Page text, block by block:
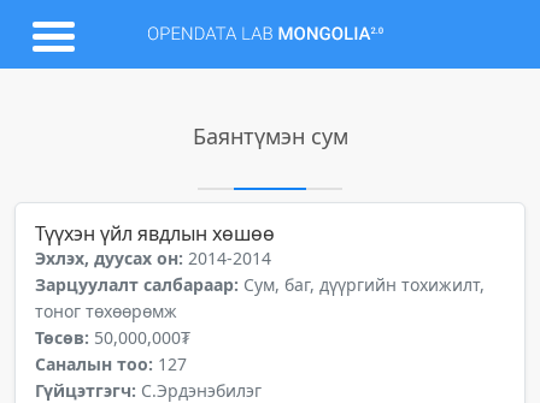
Баянтүмэн сум
Түүхэн үйл явдлын хөшөө
Эхлэх, дуусах он: 2014-2014
Зарцуулалт салбараар: Сум, баг, дүүргийн тохижилт,
тоног төхөөрөмж
Төсөв: 50,000,000₮
Саналын тоо: 127
Гүйцэтгэгч: С.Эрдэнэбилэг